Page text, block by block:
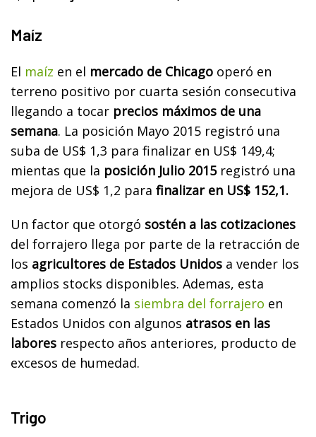
Maíz
El maíz en el mercado de Chicago operó en
terreno positivo por cuarta sesión consecutiva
llegando a tocar precios máximos de una
semana. La posición Mayo 2015 registró una
suba de US$ 1,3 para finalizar en US$ 149,4;
mientas que la posición Julio 2015registró una
mejora de US$ 1,2 para finalizar en US$ 152,1.
Un factor que otorgó sostén a las cotizaciones
del forrajero llega por parte de la retracción de
los agricultores de Estados Unidos a vender los
amplios stocks disponibles. Ademas, esta
semana comenzó la siembra del forrajero en
Estados Unidos con algunos atrasos en las
labores respecto años anteriores, producto de
excesos de humedad.
Trigo